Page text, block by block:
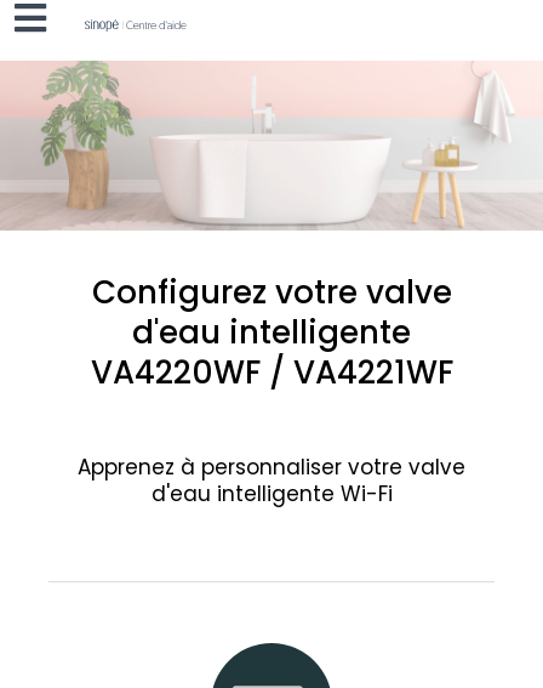
Configurez votre valve
d'eau intelligente
VA4220WF / VA4221WF
Apprenez à personnaliser votre valve
d'eau intelligente Wi-Fi